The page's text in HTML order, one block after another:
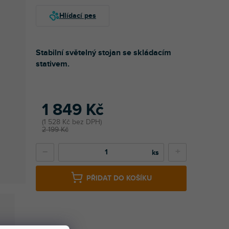
2 199 Kč
1 849 Kč
1 528 Kč bez DPH
PŘIDAT DO KOŠÍKU
Stabilní světelný stojan se skládacím
stativem.